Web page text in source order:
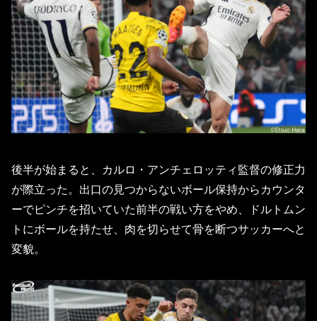
後半が始まると、カルロ・アンチェロッティ監督の修正力
が際立った。出口の見つからないボール保持からカウンタ
ーでピンチを招いていた前半の戦い方をやめ、ドルトムン
トにボールを持たせ、肉を切らせて骨を断つサッカーへと
変貌。